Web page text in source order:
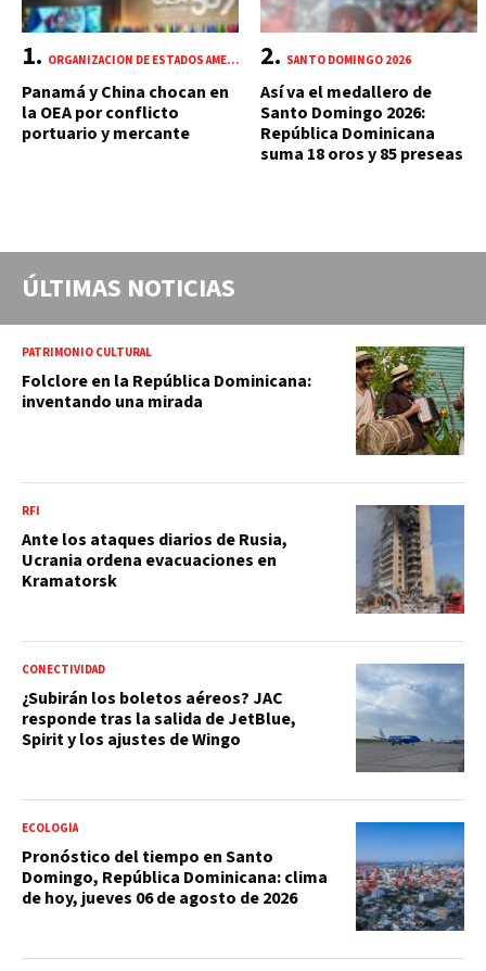
ORGANIZACIÓN DE ESTADOS AMERICANOS (OEA)
Panamá y China chocan en
la OEA por conflicto
portuario y mercante
SANTO DOMINGO 2026
Así va el medallero de
Santo Domingo 2026:
República Dominicana
suma 18 oros y 85 preseas
ÚLTIMAS NOTICIAS
PATRIMONIO CULTURAL
Folclore en la República Dominicana:
inventando una mirada
RFI
Ante los ataques diarios de Rusia,
Ucrania ordena evacuaciones en
Kramatorsk
CONECTIVIDAD
¿Subirán los boletos aéreos? JAC
responde tras la salida de JetBlue,
Spirit y los ajustes de Wingo
ECOLOGÍA
Pronóstico del tiempo en Santo
Domingo, República Dominicana: clima
de hoy, jueves 06 de agosto de 2026